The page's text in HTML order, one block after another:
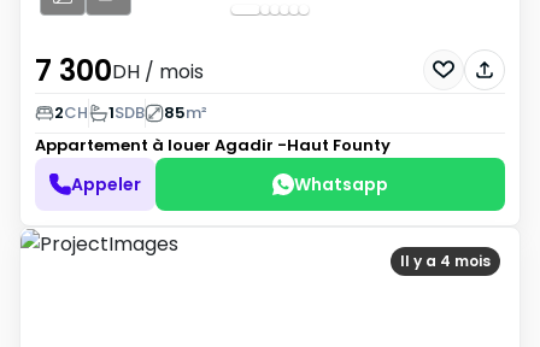
7 300DH / mois
2CH 1SDB 85m²
Appartement à louer Agadir -Haut Founty
Appeler Whatsapp
Il y a 4 mois